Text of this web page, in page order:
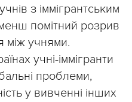
з іммігрантським
помітний розрив
між учнями.
учні-іммігранти
проблеми,
у вивченні інших